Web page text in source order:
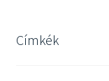
Címkék